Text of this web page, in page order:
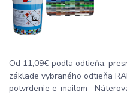
Od 11,09€ podľa odtieňa,
základe vybraného odtieňa
potvrdenie e-mailom